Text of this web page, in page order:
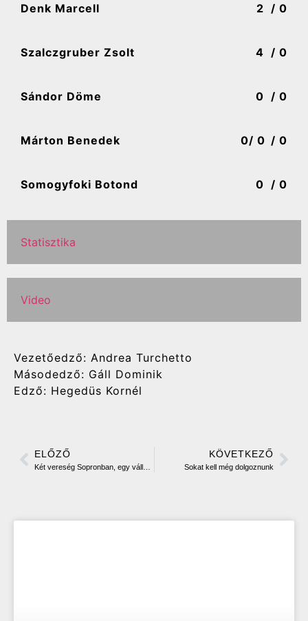
Denk Marcell 2 / 0
Szalczgruber Zsolt 4 / 0
Sándor Döme 0 / 0
Márton Benedek 0/ 0 / 0
Somogyfoki Botond 0 / 0
Statisztika
Video
Vezetőedző: Andrea Turchetto
Másodedző: Gáll Dominik
Edző: Hegedüs Kornél
ELŐZŐ KÖVETKEZŐ
Sokat kell még dolgoznunk